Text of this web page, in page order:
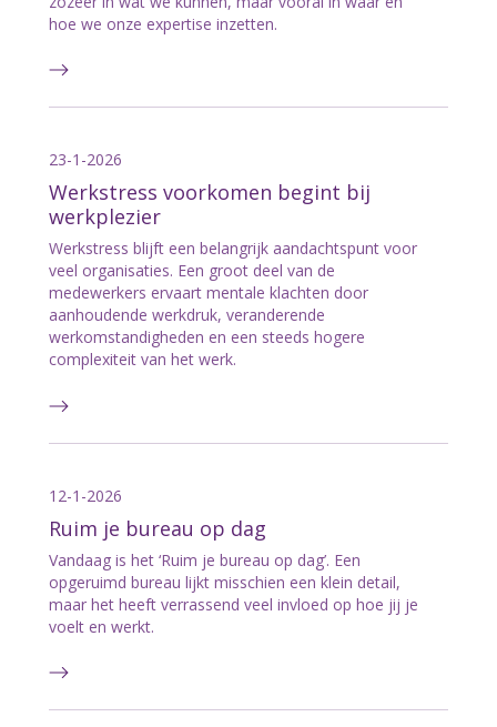
hoe we onze expertise inzetten.
23-1-2026
Werkstress voorkomen begint bij
werkplezier
Werkstress blijft een belangrijk aandachtspunt voor
veel organisaties. Een groot deel van de
medewerkers ervaart mentale klachten door
aanhoudende werkdruk, veranderende
werkomstandigheden en een steeds hogere
complexiteit van het werk.
12-1-2026
Ruim je bureau op dag
Vandaag is het ‘Ruim je bureau op dag’. Een
opgeruimd bureau lijkt misschien een klein detail,
maar het heeft verrassend veel invloed op hoe jij je
voelt en werkt.